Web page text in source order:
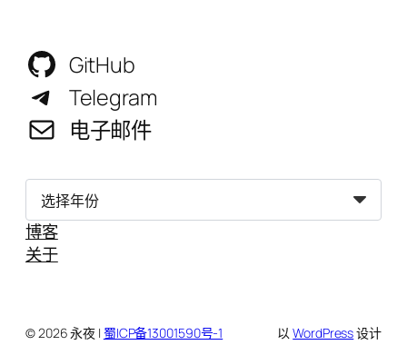
GitHub
Telegram
电子邮件
归
档
博客
关于
© 2026 永夜 | 蜀ICP备13001590号-1 以WordPress设计